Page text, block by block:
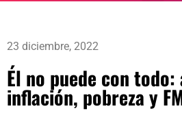
23 diciembre, 2022
Él no puede con
inflación, pobreza y